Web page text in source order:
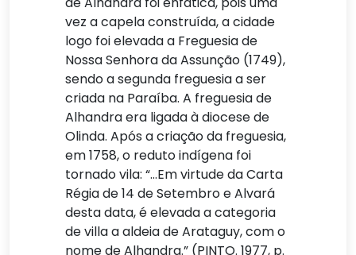
vez a capela construída, a cidade
logo foi elevada a Freguesia de
Nossa Senhora da Assunção (1749),
sendo a segunda freguesia a ser
criada na Paraíba. A freguesia de
Alhandra era ligada à diocese de
Olinda. Após a criação da freguesia,
em 1758, o reduto indígena foi
tornado vila: “…Em virtude da Carta
Régia de 14 de Setembro e Alvará
desta data, é elevada a categoria
de villa a aldeia de Arataguy, com o
nome de Alhandra.” (PINTO. 1977, p.